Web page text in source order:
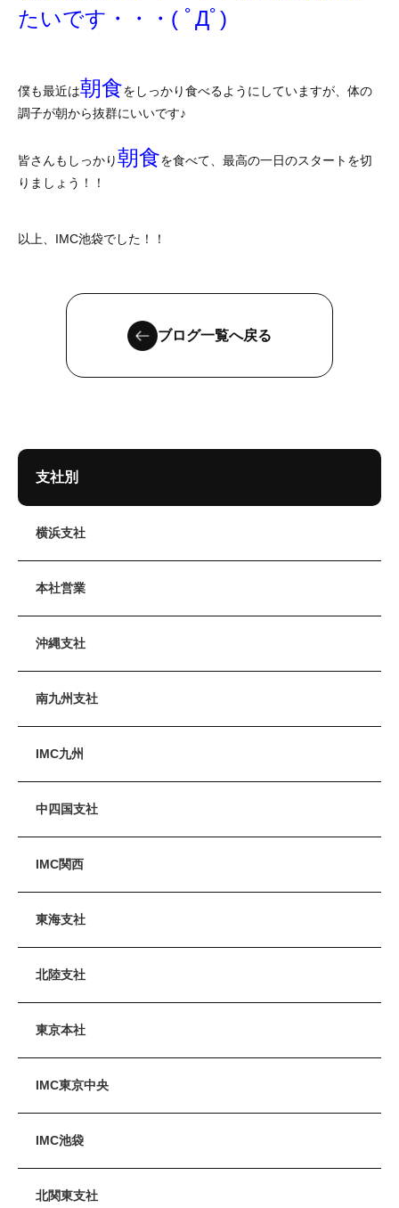
たいです・・・( ﾟДﾟ)
僕も最近は朝食をしっかり食べるようにしていますが、体の
調子が朝から抜群にいいです♪
皆さんもしっかり朝食を食べて、最高の一日のスタートを切
りましょう！！
以上、IMC池袋でした！！
ブログ一覧へ戻る
支社別
横浜支社
本社営業
沖縄支社
南九州支社
IMC九州
中四国支社
IMC関西
東海支社
北陸支社
東京本社
IMC東京中央
IMC池袋
北関東支社